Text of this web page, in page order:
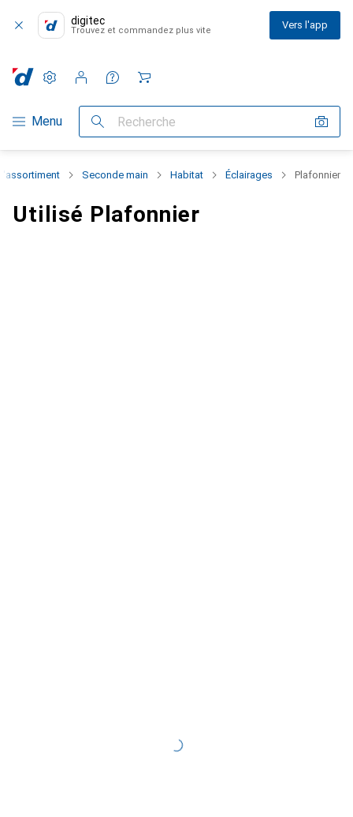
digitec
Trouvez et commandez plus vite Vers l'app
Navigation par catégorie
Menu Recherche
Paramètres
Compte client
Listes de comparaison
Listes d'envies
Panier
Seconde main Habitat Éclairages Plafonnier
Utilisé Plafonnier